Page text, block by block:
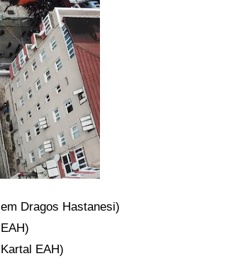
Dragos Hastanesi)
EAH)